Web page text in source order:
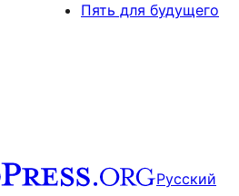
Пять для будущего
Русский